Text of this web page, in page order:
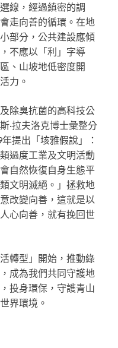
線，經過縝密的調
走向善的循環。在地
部分，公共建設應傾
不應以「利」字導
、山坡地低密度開
力。
除臭抗菌的高科技公
·拉夫洛克博士彙整分
提出「垓雅假說」：
過度工業及文明活動
自然恢復自身生態平
文明滅絕。」拯救地
改變向善，這就是以
心向善，就有挽回世
轉型」開始，推動綠
成為我們共同守護地
投身環保，守護青山
界環境。